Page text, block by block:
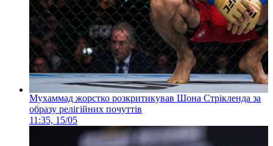
Мухаммад жорстко розкритикував Шона Стрікленда за
образу релігійних почуттів
11:35, 15/05